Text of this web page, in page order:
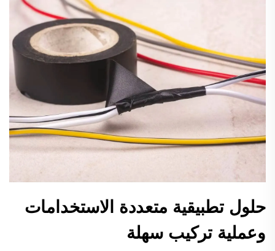
حلول تطبيقية متعددة الاستخدامات
وعملية تركيب سهلة